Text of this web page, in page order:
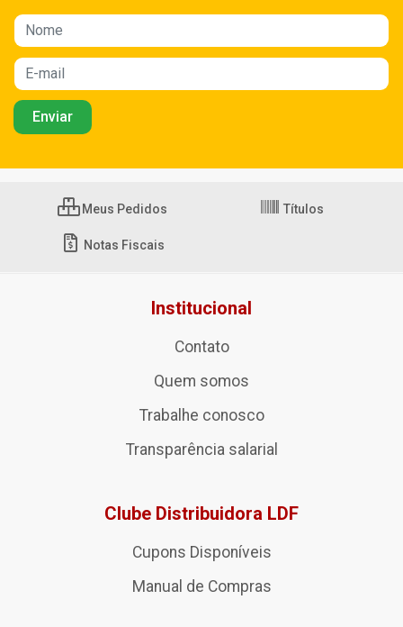
Meus Pedidos Títulos
Notas Fiscais
Institucional
Contato
Quem somos
Trabalhe conosco
Transparência salarial
Clube Distribuidora LDF
Cupons Disponíveis
Manual de Compras